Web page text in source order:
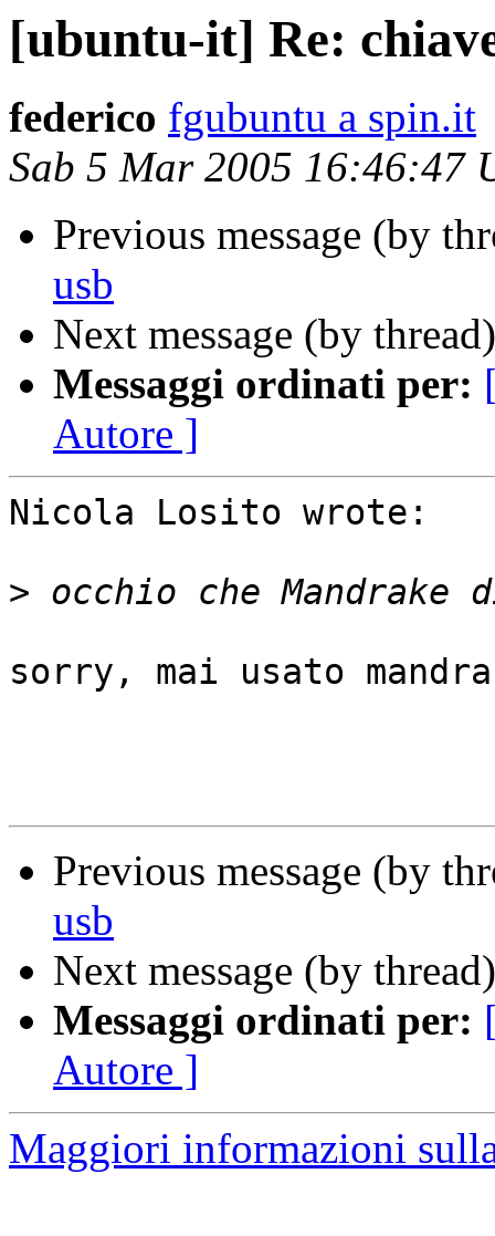
[ubuntu-it] Re:
federico fgubuntu a spin.it
Sab 5 Mar 2005 16:46:47
Previous message (by
usb
Next message (by
Messaggi ordinati per:
Autore ]
Nicola Losito wrote:
>
sorry, mai usato
Previous message (by
usb
Next message (by
Messaggi ordinati per:
Autore ]
Maggiori informazioni